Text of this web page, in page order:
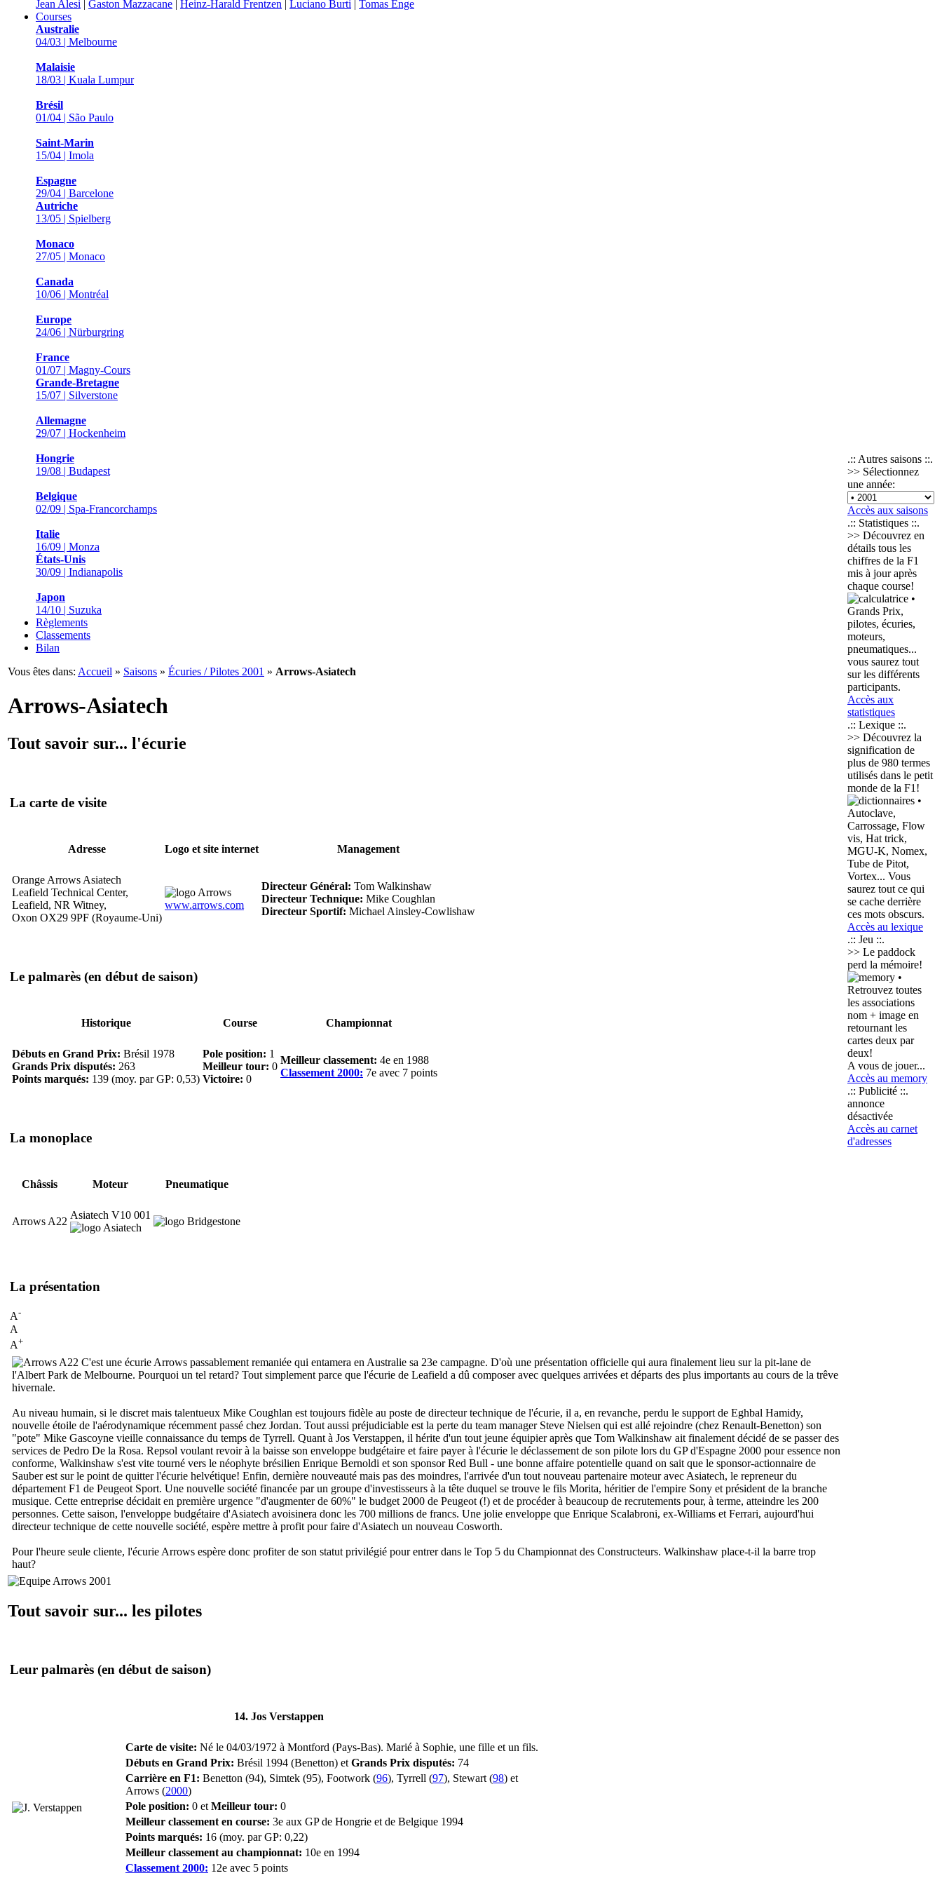
Jean Alesi Gaston Mazzacane Heinz-Harald Frentzen Luciano Burti
Tomas Enge
Courses
Australie
04/03 | Melbourne
Malaisie
18/03 | Kuala Lumpur
Brésil
01/04 | São Paulo
Saint-Marin
15/04 | Imola
Espagne
29/04 | Barcelone
Autriche
13/05 | Spielberg
Monaco
27/05 | Monaco
Canada
10/06 | Montréal
Europe
24/06 | Nürburgring
France
01/07 | Magny-Cours
Grande-Bretagne
15/07 | Silverstone
Allemagne
29/07 | Hockenheim
Hongrie
19/08 | Budapest
Belgique
02/09 | Spa-Francorchamps
Italie
16/09 | Monza
États-Unis
30/09 | Indianapolis
Japon
14/10 | Suzuka
Règlements
Classements
Bilan
Vous êtes dans: Accueil » Saisons » Écuries / Pilotes 2001 » Arrows-Asiatech
Arrows-Asiatech
Tout savoir sur... l'écurie
La carte de visite
Adresse Logo et site internet Management
Orange Arrows Asiatech
Leafield Technical Center,
Leafield, NR Witney,
Oxon OX29 9PF (Royaume-Uni)
www.arrows.com
Directeur Général: Tom Walkinshaw
Directeur Technique: Mike Coughlan
Directeur Sportif: Michael Ainsley-Cowlishaw
Le palmarès (en début de saison)
Historique Course Championnat
Débuts en Grand Prix: Brésil 1978
Grands Prix disputés: 263
Points marqués: 139 (moy. par GP: 0,53)
Pole position: 1
Meilleur tour: 0
Victoire: 0
Meilleur classement: 4e en 1988
Classement 2000: 7e avec 7 points
La monoplace
Châssis Moteur Pneumatique
Arrows A22
Asiatech V10 001
La présentation
A-
A
A+
C'est une écurie Arrows passablement remaniée qui entamera en Australie sa 23e campagne. D'où une présentation officielle qui aura finalement lieu sur la pit-lane de
l'Albert Park de Melbourne. Pourquoi un tel retard? Tout simplement parce que l'écurie de Leafield a dû composer avec quelques arrivées et départs des plus importants au cours de la trêve
hivernale.
Au niveau humain, si le discret mais talentueux Mike Coughlan est toujours fidèle au poste de directeur technique de l'écurie, il a, en revanche, perdu le support de Eghbal Hamidy,
nouvelle étoile de l'aérodynamique récemment passé chez Jordan. Tout aussi préjudiciable est la perte du team manager Steve Nielsen qui est allé rejoindre (chez Renault-Benetton) son
"pote" Mike Gascoyne vieille connaissance du temps de Tyrrell. Quant à Jos Verstappen, il hérite d'un tout jeune équipier après que Tom Walkinshaw ait finalement décidé de se passer des
services de Pedro De la Rosa. Repsol voulant revoir à la baisse son enveloppe budgétaire et faire payer à l'écurie le déclassement de son pilote lors du GP d'Espagne 2000 pour essence non
conforme, Walkinshaw s'est vite tourné vers le néophyte brésilien Enrique Bernoldi et son sponsor Red Bull - une bonne affaire potentielle quand on sait que le sponsor-actionnaire de
Sauber est sur le point de quitter l'écurie helvétique! Enfin, dernière nouveauté mais pas des moindres, l'arrivée d'un tout nouveau partenaire moteur avec Asiatech, le repreneur du
département F1 de Peugeot Sport. Une nouvelle société financée par un groupe d'investisseurs à la tête duquel se trouve le fils Morita, héritier de l'empire Sony et président de la branche
musique. Cette entreprise décidait en première urgence "d'augmenter de 60%" le budget 2000 de Peugeot (!) et de procéder à beaucoup de recrutements pour, à terme, atteindre les 200
personnes. Cette saison, l'enveloppe budgétaire d'Asiatech avoisinera donc les 700 millions de francs. Une jolie enveloppe que Enrique Scalabroni, ex-Williams et Ferrari, aujourd'hui
directeur technique de cette nouvelle société, espère mettre à profit pour faire d'Asiatech un nouveau Cosworth.
Pour l'heure seule cliente, l'écurie Arrows espère donc profiter de son statut privilégié pour entrer dans le Top 5 du Championnat des Constructeurs. Walkinshaw place-t-il la barre trop
haut?
Tout savoir sur... les pilotes
Leur palmarès (en début de saison)
14. Jos Verstappen
Carte de visite: Né le 04/03/1972 à Montford (Pays-Bas). Marié à Sophie, une fille et un fils.
Débuts en Grand Prix: Brésil 1994 (Benetton) et Grands Prix disputés: 74
Carrière en F1: Benetton (94), Simtek (95), Footwork (96), Tyrrell (97), Stewart (98) et
Arrows (2000)
Pole position: 0 et Meilleur tour: 0
Meilleur classement en course: 3e aux GP de Hongrie et de Belgique 1994
Points marqués: 16 (moy. par GP: 0,22)
Meilleur classement au championnat: 10e en 1994
Classement 2000: 12e avec 5 points
.:: Autres saisons ::.
>> Sélectionnez
une année:
Accès aux saisons
.:: Statistiques ::.
>> Découvrez en
détails tous les
chiffres de la F1
mis à jour après
chaque course!
•
Grands Prix,
pilotes, écuries,
moteurs,
pneumatiques...
vous saurez tout
sur les différents
participants.
Accès aux
statistiques
.:: Lexique ::.
>> Découvrez la
signification de
plus de 980 termes
utilisés dans le petit
monde de la F1!
•
Autoclave,
Carrossage, Flow
vis, Hat trick,
MGU-K, Nomex,
Tube de Pitot,
Vortex... Vous
saurez tout ce qui
se cache derrière
ces mots obscurs.
Accès au lexique
.:: Jeu ::.
>> Le paddock
perd la mémoire!
•
Retrouvez toutes
les associations
nom + image en
retournant les
cartes deux par
deux!
A vous de jouer...
Accès au memory
.:: Publicité ::.
annonce
désactivée
Accès au carnet
d'adresses